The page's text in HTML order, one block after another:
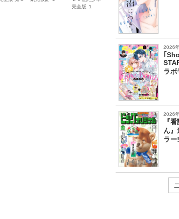
完全版 １
2026
｢
ラボ
2026
『
ん』
ラー